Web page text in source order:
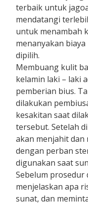
terbaik untuk
mendatangi
untuk menambah
menanyakan
dipilih.
Membuang kulit
kelamin laki – laki
pemberian bius.
dilakukan
kesakitan saat
tersebut. Setelah
akan menjahit
dengan perban
digunakan saat
Sebelum prosedur
menjelaskan apa
sunat, dan